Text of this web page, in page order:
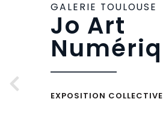
GALERIE TOULOUSE
Jo Art
EXPOSITION